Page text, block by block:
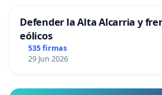
Defender la Alta Alcarria y
eólicos
535 firmas
29 Jun 2026